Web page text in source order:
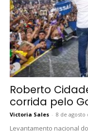
Roberto
corrida pelo
Victoria Sales - 8 de agosto
Levantamento nacional